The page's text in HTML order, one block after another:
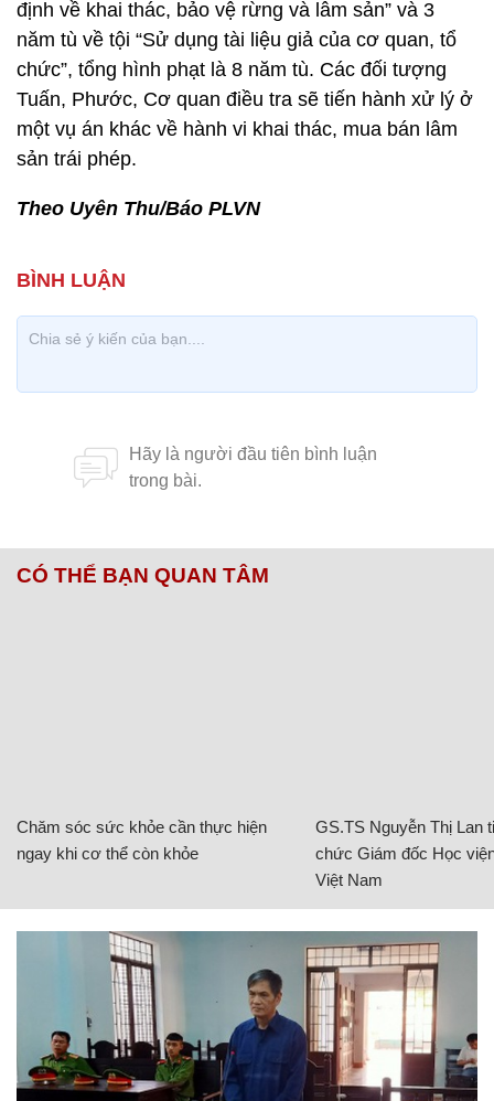
định về khai thác, bảo vệ rừng và lâm sản” và 3
năm tù về tội “Sử dụng tài liệu giả của cơ quan, tổ
chức”, tổng hình phạt là 8 năm tù. Các đối tượng
Tuấn, Phước, Cơ quan điều tra sẽ tiến hành xử lý ở
một vụ án khác về hành vi khai thác, mua bán lâm
sản trái phép.
Theo Uyên Thu/Báo PLVN
CÓ THỂ BẠN QUAN TÂM
Chăm sóc sức khỏe cần thực hiện
ngay khi cơ thể còn khỏe
GS.TS Nguyễn Thị Lan
chức Giám đốc Học
Việt Nam